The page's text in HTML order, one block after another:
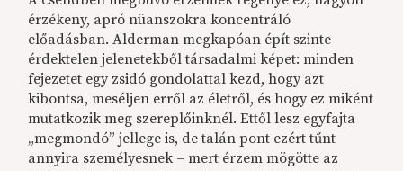
érzékeny, apró nüanszokra koncentráló
előadásban. Alderman megkapóan épít szinte
érdektelen jelenetekből társadalmi képet: minden
fejezetet egy zsidó gondolattal kezd, hogy azt
kibontsa, meséljen erről az életről, és hogy ez miként
mutatkozik meg szereplőinknél. Ettől lesz egyfajta
„megmondó” jellege is, de talán pont ezért tűnt
annyira személyesnek – mert érzem mögötte az